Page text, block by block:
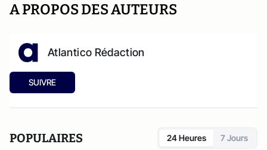
A PROPOS DES AUTEURS
Atlantico Rédaction
SUIVRE
POPULAIRES 24 Heures 7 Jours